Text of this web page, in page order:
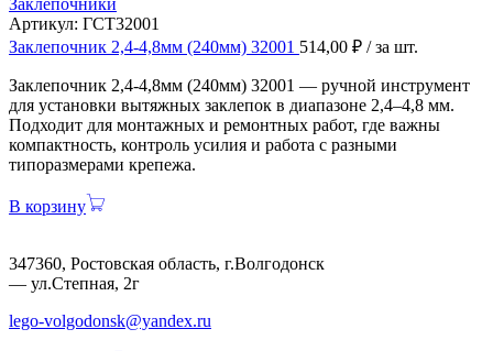
Заклепочники
Артикул: ГСТ32001
Заклепочник 2,4-4,8мм (240мм) 32001 514,00 ₽ / за шт.
Заклепочник 2,4-4,8мм (240мм) 32001 — ручной инструмент
для установки вытяжных заклепок в диапазоне 2,4–4,8 мм.
Подходит для монтажных и ремонтных работ, где важны
компактность, контроль усилия и работа с разными
типоразмерами крепежа.
В корзину
347360, Ростовская область, г.Волгодонск
— ул.Степная, 2г
lego-volgodonsk@yandex.ru